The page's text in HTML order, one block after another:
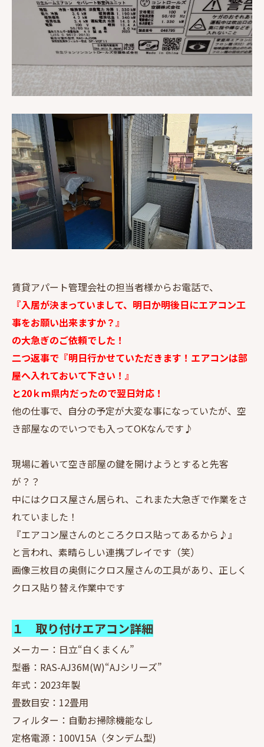
賃貸アパート管理会社の担当者様からお電話で、
『入居が決まっていまして、明日か明後日にエアコン工
事をお願い出来ますか？』
の大急ぎのご依頼でした！
二つ返事で『明日行かせていただきます！エアコンは部
屋へ入れておいて下さい！』
と20ｋｍ県内だったので翌日対応！
他の仕事で、自分の予定が大変な事になっていたが、空
き部屋なのでいつでも入ってOKなんです♪
現場に着いて空き部屋の鍵を開けようとすると先客
が？？
中にはクロス屋さん居られ、これまた大急ぎで作業をさ
れていました！
『エアコン屋さんのところクロス貼ってあるから♪』
と言われ、素晴らしい連携プレイです（笑）
画像三枚目の奥側にクロス屋さんの工具があり、正しく
クロス貼り替え作業中です
１ 取り付けエアコン詳細
メーカー：日立“白くまくん”
型番：RAS-AJ36M(W)“AJシリーズ”
年式：2023年製
畳数目安：12畳用
フィルター：自動お掃除機能なし
定格電源：100V15A（タンデム型)